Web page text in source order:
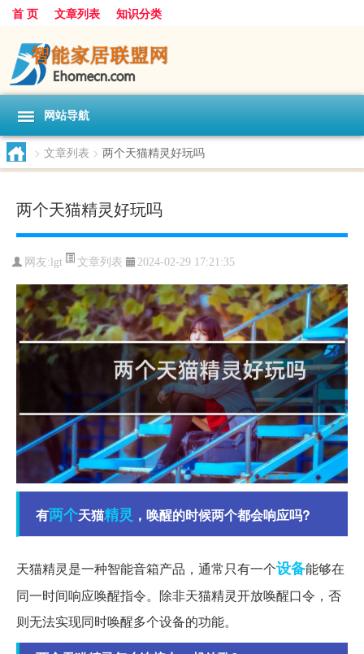
首 页 文章列表 知识分类
网站导航
> 文章列表 > 两个天猫精灵好玩吗
两个天猫精灵好玩吗
网友: lgt 文章列表 2024-02-29 17:21:35
有两个天猫精灵 ，唤醒的时候两个都会响应吗?
天猫精灵是一种智能音箱产品，通常只有一个设备能够在
同一时间响应唤醒指令。除非天猫精灵开放唤醒口令，否
则无法实现同时唤醒多个设备的功能。